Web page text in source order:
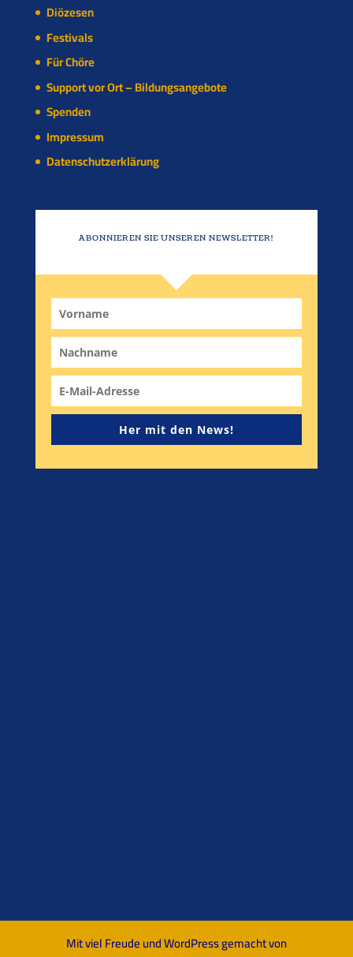
Diözesen
Festivals
Für Chöre
Support vor Ort – Bildungsangebote
Spenden
Impressum
Datenschutzerklärung
ABONNIEREN SIE UNSEREN NEWSLETTER!
Her mit den News!
Mit viel Freude und WordPress gemacht von